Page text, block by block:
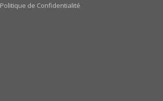
Politique de Confidentialité